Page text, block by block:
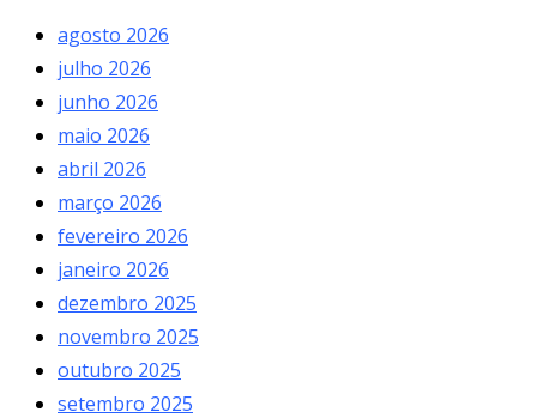
agosto 2026
julho 2026
junho 2026
maio 2026
abril 2026
março 2026
fevereiro 2026
janeiro 2026
dezembro 2025
novembro 2025
outubro 2025
setembro 2025